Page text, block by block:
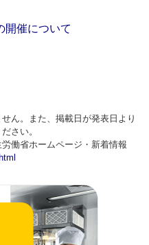
開催について
ん。また、掲載日が発表日より
さい。
労働省ホームページ・新着情報